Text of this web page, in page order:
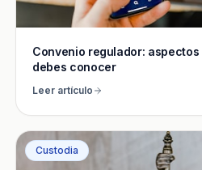
Convenio regulador:
debes conocer
Leer artículo
Custodia